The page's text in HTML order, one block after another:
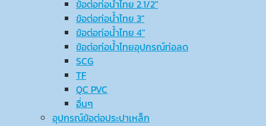
ข้อต่อท่อน้ำไทย 2.1/2″
ข้อต่อท่อน้ำไทย 3″
ข้อต่อท่อน้ำไทย 4″
ข้อต่อท่อน้ำไทยอุปกรณ์ท่อลด
SCG
TF
QC PVC
อื่นๆ
อุปกรณ์ข้อต่อประปาเหล็ก